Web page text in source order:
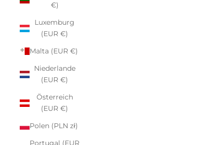
€)
Luxemburg
(EUR €)
Malta (EUR €)
Niederlande
(EUR €)
Österreich
(EUR €)
Polen (PLN zł)
Portugal (EUR